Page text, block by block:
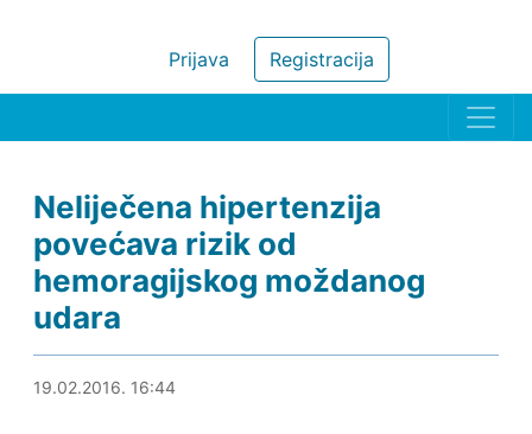
Registracija
Prijava
Neliječena hipertenzija
povećava rizik od
hemoragijskog moždanog
udara
19.02.2016. 17:05
19.02.2016. 16:44